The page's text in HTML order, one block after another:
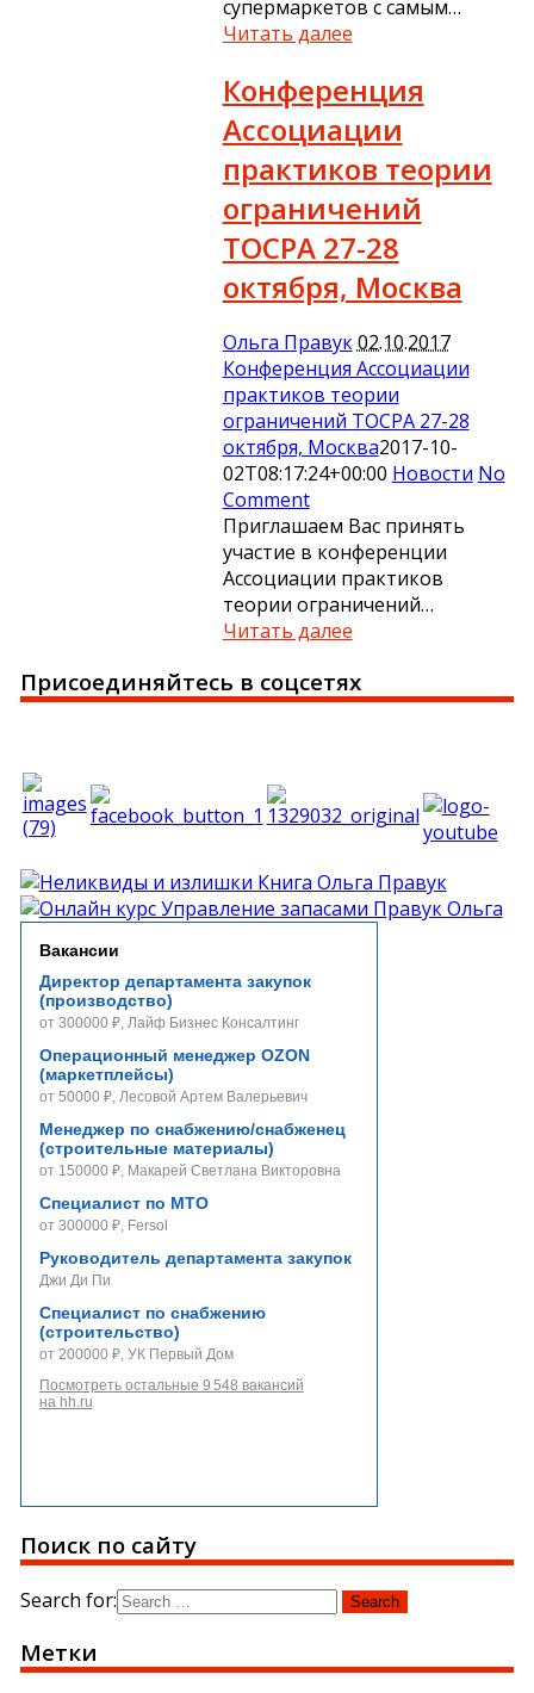
супермаркетов с самым…
Читать далее
Конференция
Ассоциации
практиков теории
ограничений
ТОСРА 27-28
октября, Москва
Ольга Правук02.10.2017
Конференция Ассоциации
практиков теории
ограничений ТОСРА 27-28
октября, Москва2017-10-
02T08:17:24+00:00 Новости No
Comment
Приглашаем Вас принять
участие в конференции
Ассоциации практиков
теории ограничений…
Читать далее
Присоединяйтесь в соцсетях
Вакансии
Директор департамента закупок
(производство)
от 300000 ₽, Лайф Бизнес Консалтинг
Операционный менеджер OZON
(маркетплейсы)
от 50000 ₽, Лесовой Артем Валерьевич
Менеджер по снабжению/снабженец
(строительные материалы)
от 150000 ₽, Макарей Светлана Викторовна
Специалист по МТО
от 300000 ₽, Fersol
Руководитель департамента закупок
Джи Ди Пи
Специалист по снабжению
(строительство)
от 200000 ₽, УК Первый Дом
Посмотреть остальные 9 548 вакансий
на hh.ru
Поиск по сайту
Search for:
Метки